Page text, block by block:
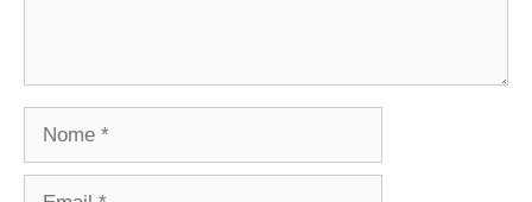
Nome
Email